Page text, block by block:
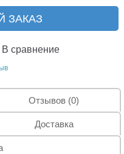
ЗАКАЗ
В сравнение
Отзывов (0)
Доставка